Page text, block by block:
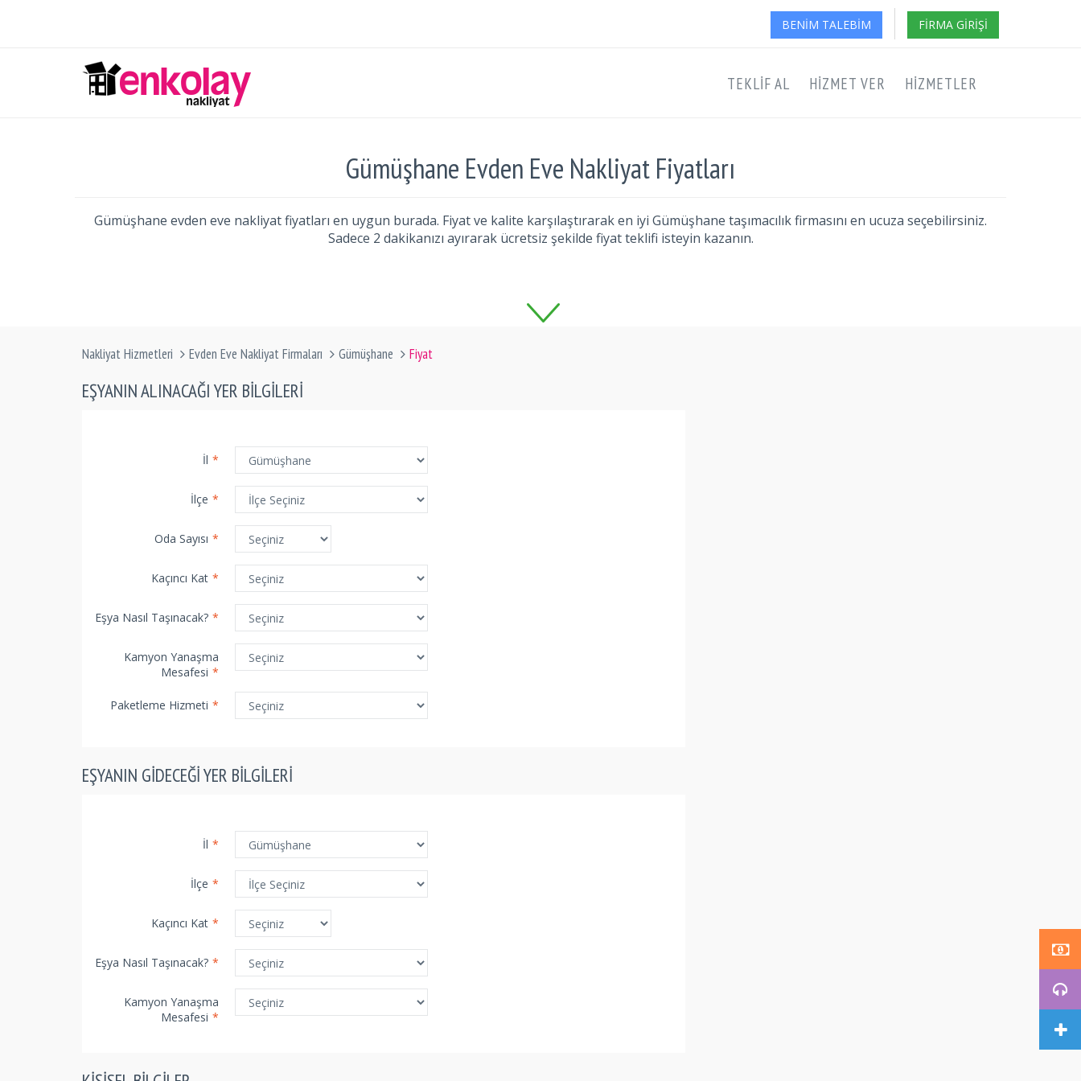
BENIM TALEBIM FIRMA GIRIŞI
TEKLIF AL HIZMET VER HIZMETLER
Gümüşhane Evden Eve Nakliyat Fiyatları
Gümüşhane evden eve nakliyat fiyatları en uygun burada. Fiyat ve kalite karşılaştırarak en iyi Gümüşhane taşımacılık firmasını en ucuza seçebilirsiniz.
Sadece 2 dakikanızı ayırarak ücretsiz şekilde fiyat teklifi isteyin kazanın.
Nakliyat Hizmetleri Evden Eve Nakliyat Firmaları Gümüşhane Fiyat
EŞYANIN ALINACAĞI YER BILGILERI
İl *
İlçe *
Oda Sayısı *
Kaçıncı Kat *
Eşya Nasıl Taşınacak? *
Kamyon Yanaşma
Mesafesi *
Paketleme Hizmeti *
EŞYANIN GIDECEĞI YER BILGILERI
İl *
İlçe *
Kaçıncı Kat *
Eşya Nasıl Taşınacak? *
Kamyon Yanaşma
Mesafesi *